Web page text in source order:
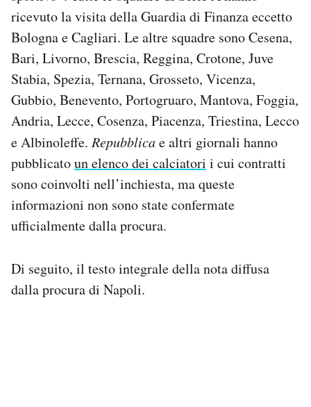
ricevuto la visita della Guardia di Finanza eccetto
Bologna e Cagliari. Le altre squadre sono Cesena,
Bari, Livorno, Brescia, Reggina, Crotone, Juve
Stabia, Spezia, Ternana, Grosseto, Vicenza,
Gubbio, Benevento, Portogruaro, Mantova, Foggia,
Andria, Lecce, Cosenza, Piacenza, Triestina, Lecco
e Albinoleffe. Repubblicae altri giornali hanno
pubblicatoun elenco dei calciatori i cui contratti
sono coinvolti nell’inchiesta, ma queste
informazioni non sono state confermate
ufficialmente dalla procura.
Di seguito, il testo integrale della nota diffusa
dalla procura di Napoli.